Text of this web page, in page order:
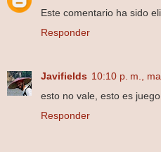
Este comentario ha sido
Responder
Javifields 10:10 p. m.,
esto no vale, esto es
Responder